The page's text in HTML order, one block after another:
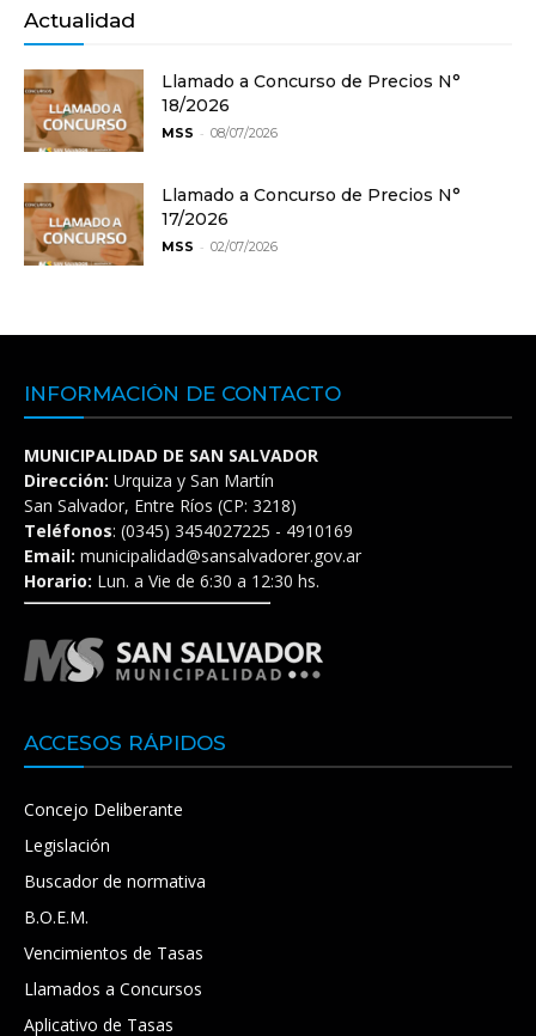
Actualidad
Llamado a Concurso de Precios N°
18/2026
MSS - 08/07/2026
Llamado a Concurso de Precios N°
17/2026
MSS - 02/07/2026
INFORMACIÓN DE CONTACTO
MUNICIPALIDAD DE SAN SALVADOR
Dirección: Urquiza y San Martín
San Salvador, Entre Ríos (CP: 3218)
Teléfonos: (0345) 3454027225 - 4910169
Email: municipalidad@sansalvadorer.gov.ar
Horario: Lun. a Vie de 6:30 a 12:30 hs.
ACCESOS RÁPIDOS
Concejo Deliberante
Legislación
Buscador de normativa
B.O.E.M.
Vencimientos de Tasas
Llamados a Concursos
Aplicativo de Tasas